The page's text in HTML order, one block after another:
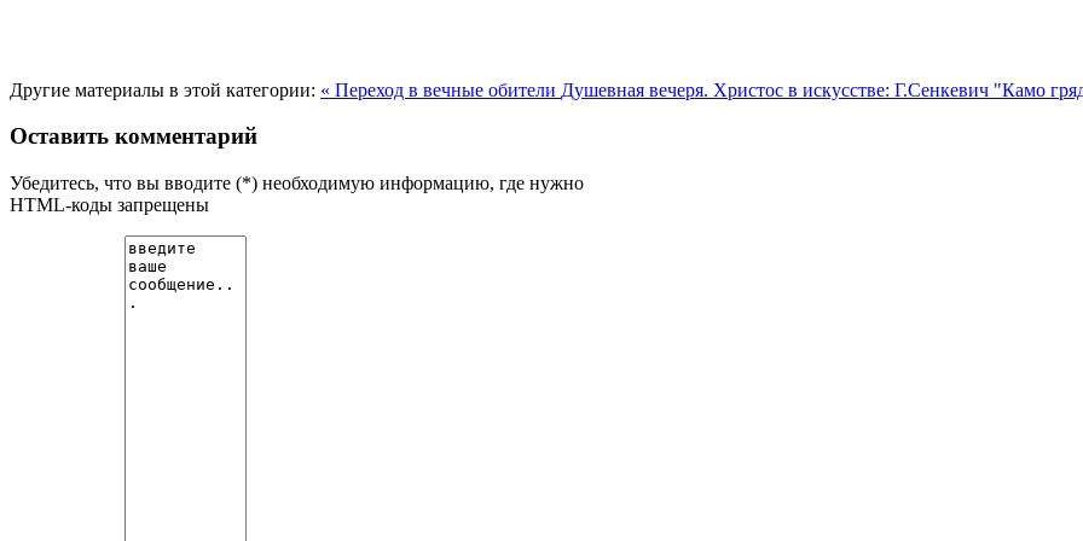
Другие материалы в этой категории: « Переход в вечные обители Душевная вечеря. Христос в искусстве: Г.Сенкевич "Камо
Оставить комментарий
Убедитесь, что вы вводите (*) необходимую информацию, где нужно
HTML-коды запрещены